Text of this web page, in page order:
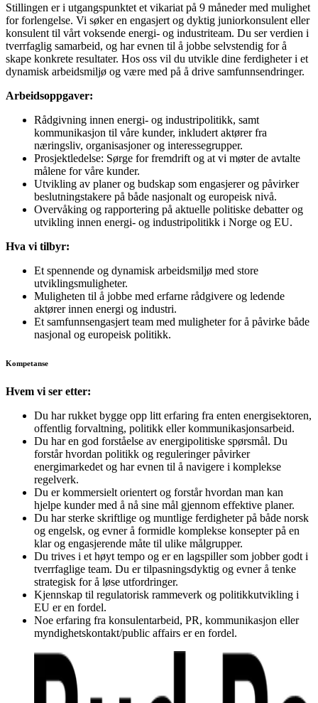
Stillingen er i utgangspunktet et vikariat på 9 måneder med mulighet
for forlengelse. Vi søker en engasjert og dyktig juniorkonsulent eller
konsulent til vårt voksende energi- og industriteam. Du ser verdien i
tverrfaglig samarbeid, og har evnen til å jobbe selvstendig for å
skape konkrete resultater. Hos oss vil du utvikle dine ferdigheter i et
dynamisk arbeidsmiljø og være med på å drive samfunnsendringer.
Arbeidsoppgaver:
Rådgivning innen energi- og industripolitikk, samt
kommunikasjon til våre kunder, inkludert aktører fra
næringsliv, organisasjoner og interessegrupper.
Prosjektledelse: Sørge for fremdrift og at vi møter de avtalte
målene for våre kunder.
Utvikling av planer og budskap som engasjerer og påvirker
beslutningstakere på både nasjonalt og europeisk nivå.
Overvåking og rapportering på aktuelle politiske debatter og
utvikling innen energi- og industripolitikk i Norge og EU.
Hva vi tilbyr:
Et spennende og dynamisk arbeidsmiljø med store
utviklingsmuligheter.
Muligheten til å jobbe med erfarne rådgivere og ledende
aktører innen energi og industri.
Et samfunnsengasjert team med muligheter for å påvirke både
nasjonal og europeisk politikk.
Kompetanse
Hvem vi ser etter:
Du har rukket bygge opp litt erfaring fra enten energisektoren,
offentlig forvaltning, politikk eller kommunikasjonsarbeid.
Du har en god forståelse av energipolitiske spørsmål. Du
forstår hvordan politikk og reguleringer påvirker
energimarkedet og har evnen til å navigere i komplekse
regelverk.
Du er kommersielt orientert og forstår hvordan man kan
hjelpe kunder med å nå sine mål gjennom effektive planer.
Du har sterke skriftlige og muntlige ferdigheter på både norsk
og engelsk, og evner å formidle komplekse konsepter på en
klar og engasjerende måte til ulike målgrupper.
Du trives i et høyt tempo og er en lagspiller som jobber godt i
tverrfaglige team. Du er tilpasningsdyktig og evner å tenke
strategisk for å løse utfordringer.
Kjennskap til regulatorisk rammeverk og politikkutvikling i
EU er en fordel.
Noe erfaring fra konsulentarbeid, PR, kommunikasjon eller
myndighetskontakt/public affairs er en fordel.